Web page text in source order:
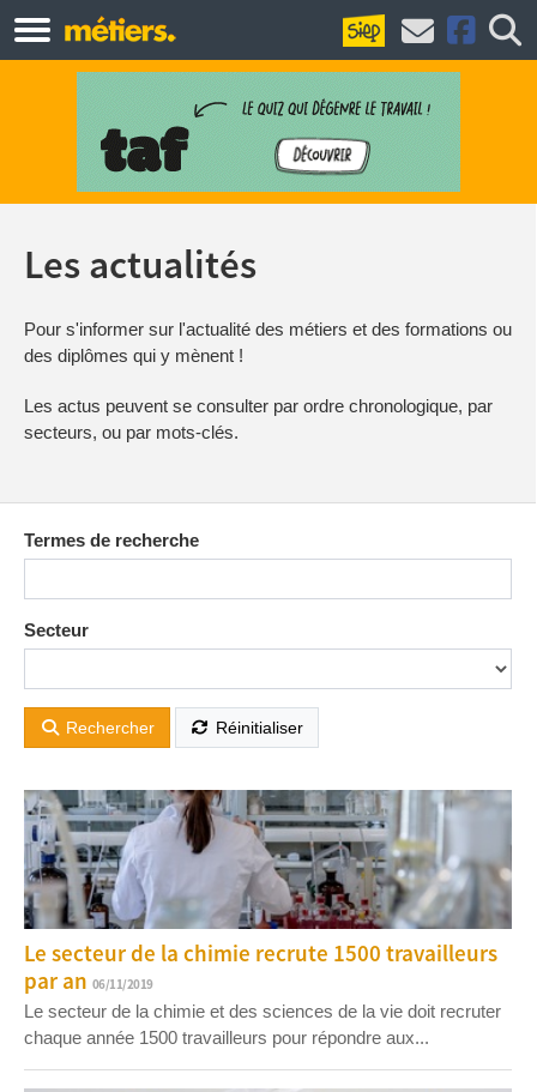
Les actualités
Pour s'informer sur l'actualité des métiers et des formations ou
des diplômes qui y mènent !
Les actus peuvent se consulter par ordre chronologique, par
secteurs, ou par mots-clés.
Termes de recherche
Secteur
Rechercher Réinitialiser
Le secteur de la chimie recrute 1500 travailleurs
par an 06/11/2019
Le secteur de la chimie et des sciences de la vie doit recruter
chaque année 1500 travailleurs pour répondre aux...